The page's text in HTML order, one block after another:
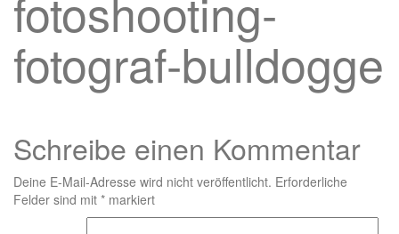
fotograf-bulldogge
Schreibe einen Kommentar
Deine E-Mail-Adresse wird nicht veröffentlicht. Erforderliche
Felder sind mit * markiert